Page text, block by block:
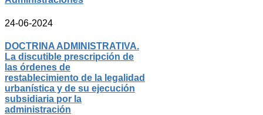
24-06-2024
DOCTRINA ADMINISTRATIVA.
La discutible prescripción de
las órdenes de
restablecimiento de la legalidad
urbanística y de su ejecución
subsidiaria por la
administración